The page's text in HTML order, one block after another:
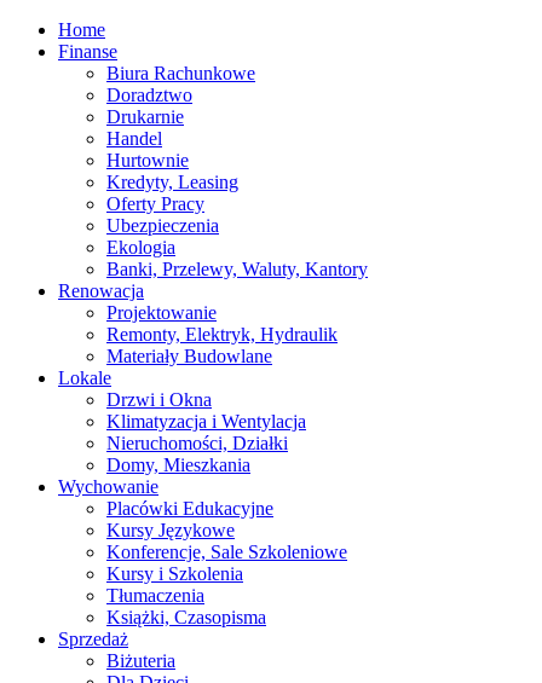
Home
Finanse
Biura Rachunkowe
Doradztwo
Drukarnie
Handel
Hurtownie
Kredyty, Leasing
Oferty Pracy
Ubezpieczenia
Ekologia
Banki, Przelewy, Waluty, Kantory
Renowacja
Projektowanie
Remonty, Elektryk, Hydraulik
Materiały Budowlane
Lokale
Drzwi i Okna
Klimatyzacja i Wentylacja
Nieruchomości, Działki
Domy, Mieszkania
Wychowanie
Placówki Edukacyjne
Kursy Językowe
Konferencje, Sale Szkoleniowe
Kursy i Szkolenia
Tłumaczenia
Książki, Czasopisma
Sprzedaż
Biżuteria